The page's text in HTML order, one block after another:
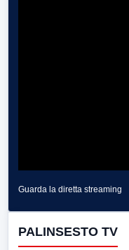
Guarda la diretta streaming
PALINSESTO TV